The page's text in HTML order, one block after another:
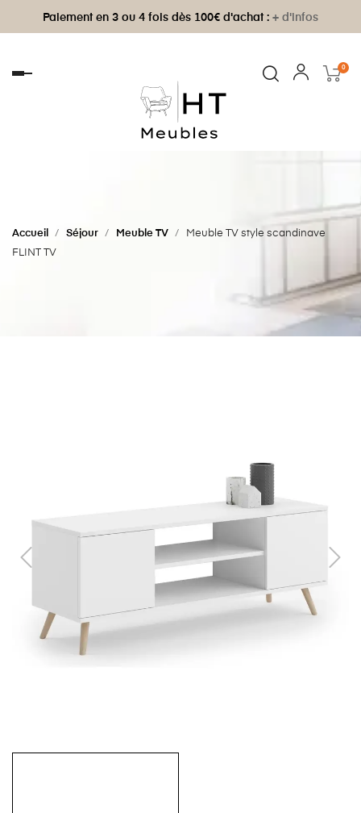
Paiement en 3 ou 4 fois dès 100€ d'achat : + d'infos
Basculer
0
Accueil Séjour Meuble TV
Meuble TV style scandinave
FLINT TV